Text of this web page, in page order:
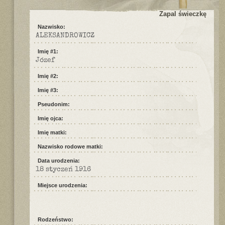
Zapal świeczkę
Nazwisko:
ALEKSANDROWICZ
Imię #1:
Józef
Imię #2:
Imię #3:
Pseudonim:
Imię ojca:
Imię matki:
Nazwisko rodowe matki:
Data urodzenia:
18 styczeń 1916
Miejsce urodzenia:
Rodzeństwo: